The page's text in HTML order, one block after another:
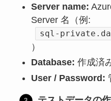
Server name:
Server 名（例:
sql-
）
Database: 作成済
User / Password: